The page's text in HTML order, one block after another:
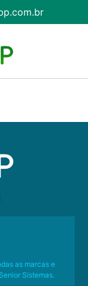
as marcas e
Sistemas.